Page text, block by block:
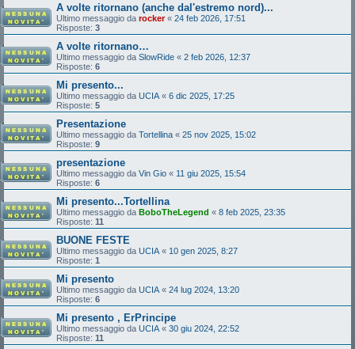
A volte ritornano (anche dal'estremo nord)...
Ultimo messaggio da rocker« 24 feb 2026, 17:51
Risposte: 3
A volte ritornano…
Ultimo messaggio da SlowRide « 2 feb 2026, 12:37
Risposte: 6
Mi presento...
Ultimo messaggio da UCIA « 6 dic 2025, 17:25
Risposte: 5
Presentazione
Ultimo messaggio da Tortellina « 25 nov 2025, 15:02
Risposte: 9
presentazione
Ultimo messaggio da Vin Gio « 11 giu 2025, 15:54
Risposte: 6
Mi presento...Tortellina
Ultimo messaggio da BoboTheLegend « 8 feb 2025, 23:35
Risposte: 11
BUONE FESTE
Ultimo messaggio da UCIA « 10 gen 2025, 8:27
Risposte: 1
Mi presento
Ultimo messaggio da UCIA « 24 lug 2024, 13:20
Risposte: 6
Mi presento , ErPrincipe
Ultimo messaggio da UCIA « 30 giu 2024, 22:52
Risposte: 11